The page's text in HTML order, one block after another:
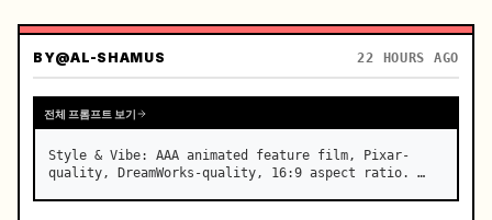
(0~2초) 운전자 내부 클로즈업,…
BY@AL-SHAMUS 22 HOURS AGO
전체 프롬프트 보기
Style & Vibe: AAA animated feature film, Pixar-
quality, DreamWorks-quality, 16:9 aspect ratio. …